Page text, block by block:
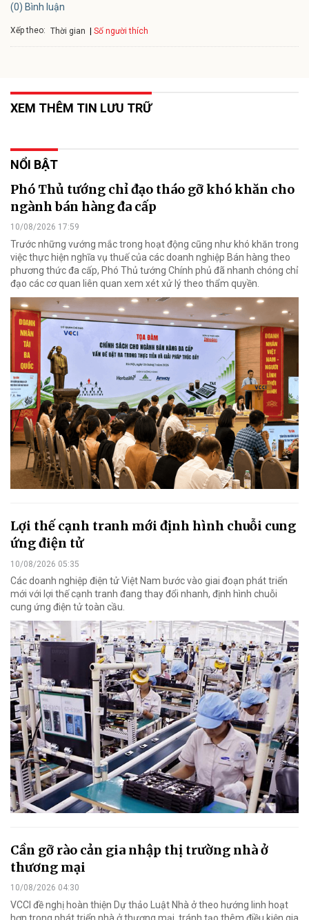
(0) Bình luận
Xếp theo: Thời gian Số người thích
XEM THÊM TIN LƯU TRỮ
NỔI BẬT
Phó Thủ tướng chỉ đạo tháo gỡ khó khăn cho
ngành bán hàng đa cấp
10/08/2026 17:59
Trước những vướng mắc trong hoạt động cũng như khó khăn trong
việc thực hiện nghĩa vụ thuế của các doanh nghiệp Bán hàng theo
phương thức đa cấp, Phó Thủ tướng Chính phủ đã nhanh chóng chỉ
đạo các cơ quan liên quan xem xét xử lý theo thẩm quyền.
Lợi thế cạnh tranh mới định hình chuỗi cung
ứng điện tử
10/08/2026 05:35
Các doanh nghiệp điện tử Việt Nam bước vào giai đoạn phát triển
mới với lợi thế cạnh tranh đang thay đổi nhanh, định hình chuỗi
cung ứng điện tử toàn cầu.
Cần gỡ rào cản gia nhập thị trường nhà ở
thương mại
10/08/2026 04:30
VCCI đề nghị hoàn thiện Dự thảo Luật Nhà ở theo hướng linh hoạt